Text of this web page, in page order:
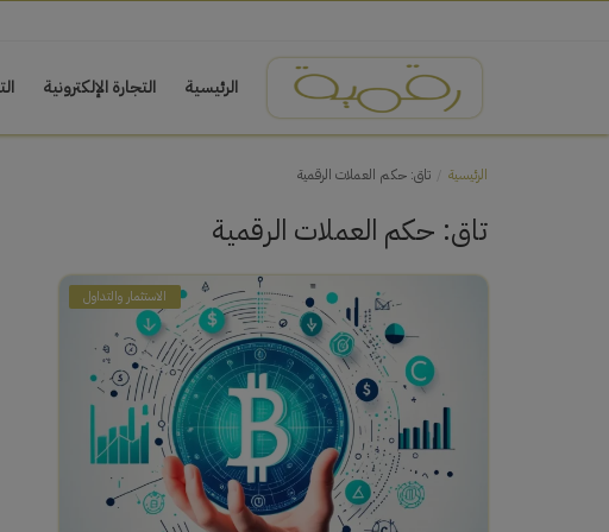
الرئيسية التجارة الإلكترونية
التجارة الإلكترونية
التسويق عبر الإنترنت
الاستثمار والتداول
الربح من الانترنتالرئيسية تاق: حكم العملات الرقمية
تاق: حكم العملات الرقمية
الاستثمار والتداول